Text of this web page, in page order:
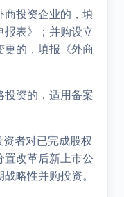
商投资企业的，填
报表》；并购设立
更的，填报《外商
投资的，适用备案
资者对已完成股权
置改革后新上市公
略性并购投资。